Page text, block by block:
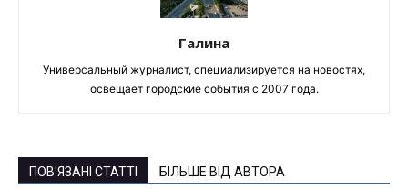
Галина
Универсальный журналист, специализируется на новостях,
освещает городские события с 2007 года.
ПОВ'ЯЗАНІ СТАТТІ БІЛЬШЕ ВІД АВТОРА